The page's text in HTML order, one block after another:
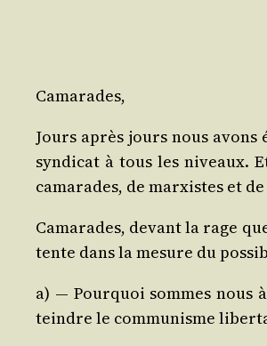
Cama­rades,
Jours après jours nous
syn­di­cat à tous les niveaux.
cama­rades, de mar­xistes et
Cama­rades, devant la rage
tente dans la mesure du
a) ― Pour­quoi sommes nous
teindre le com­mu­nisme